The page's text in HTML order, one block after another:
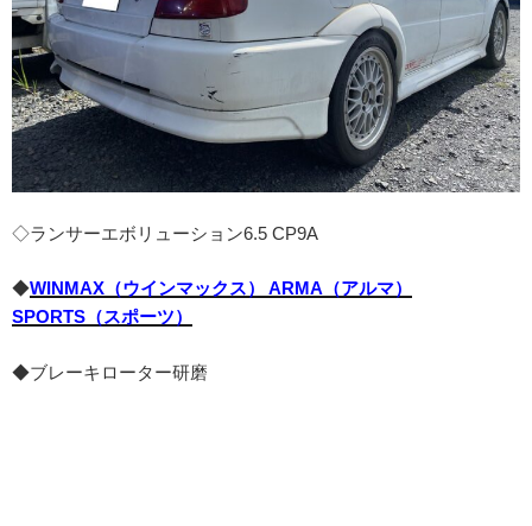
◇ランサーエボリューション6.5 CP9A
◆WINMAX（ウインマックス） ARMA（アルマ）
SPORTS（スポーツ）
◆ブレーキローター研磨